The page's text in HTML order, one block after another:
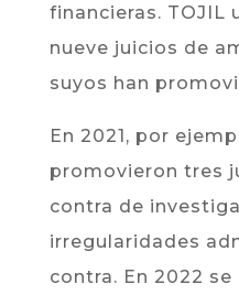
financieras. TOJIL
nueve juicios de
suyos han
En 2021, por
promovieron tres
contra de
irregularidades
contra. En 2022